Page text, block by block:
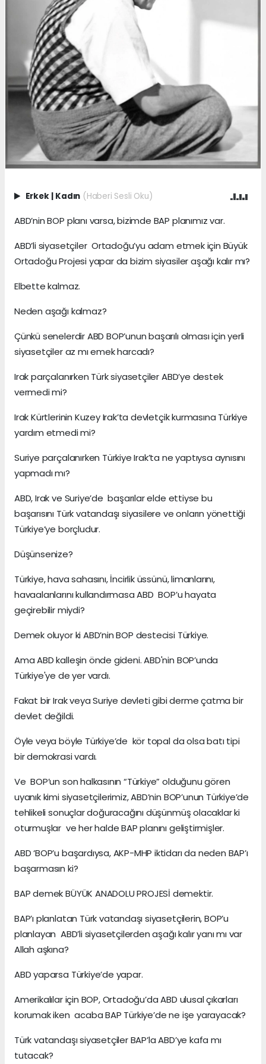
Erkek | Kadın (Haberi Sesli Oku)
ABD’nin BOP planı varsa, bizimde BAP planımız var.
ABD’li siyasetçiler Ortadoğu’yu adam etmek için Büyük
Ortadoğu Projesi yapar da bizim siyasiler aşağı kalır mı?
Elbette kalmaz.
Neden aşağı kalmaz?
Çünkü senelerdir ABD BOP’unun başarılı olması için yerli
siyasetçiler az mı emek harcadı?
Irak parçalanırken Türk siyasetçiler ABD’ye destek
vermedi mi?
Irak Kürtlerinin Kuzey Irak’ta devletçik kurmasına Türkiye
yardım etmedi mi?
Suriye parçalanırken Türkiye Irak’ta ne yaptıysa aynısını
yapmadı mı?
ABD, Irak ve Suriye’de başarılar elde ettiyse bu
başarısını Türk vatandaşı siyasilere ve onların yönettiği
Türkiye’ye borçludur.
Düşünsenize?
Türkiye, hava sahasını, İncirlik üssünü, limanlarını,
havaalanlarını kullandırmasa ABD BOP’u hayata
geçirebilir miydi?
Demek oluyor ki ABD’nin BOP destecisi Türkiye.
Ama ABD kalleşin önde gideni. ABD'nin BOP’unda
Türkiye'ye de yer vardı.
Fakat bir Irak veya Suriye devleti gibi derme çatma bir
devlet değildi.
Öyle veya böyle Türkiye’de kör topal da olsa batı tipi
bir demokrasi vardı.
Ve BOP’un son halkasının “Türkiye” olduğunu gören
uyanık kimi siyasetçilerimiz, ABD’nin BOP’unun Türkiye’de
tehlikeli sonuçlar doğuracağını düşünmüş olacaklar ki
oturmuşlar ve her halde BAP planını geliştirmişler.
ABD ‘BOP’u başardıysa, AKP-MHP iktidarı da neden BAP’ı
başarmasın ki?
BAP demek BÜYÜK ANADOLU PROJESİ demektir.
BAP’ı planlatan Türk vatandaşı siyasetçilerin, BOP’u
planlayan ABD’li siyasetçilerden aşağı kalır yanı mı var
Allah aşkına?
ABD yaparsa Türkiye’de yapar.
Amerikalılar için BOP, Ortadoğu’da ABD ulusal çıkarları
korumak iken acaba BAP Türkiye’de ne işe yarayacak?
Türk vatandaşı siyasetçiler BAP’la ABD’ye kafa mı
tutacak?